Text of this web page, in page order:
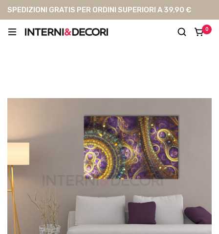
SPEDIZIONI GRATIS PER ORDINI SUPERIORI A 39,90 €
0